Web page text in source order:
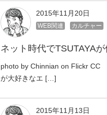
2015年11月20日
WEB関連 カルチャー
ネット時代でTSUTAYA
photo by Chinnian on Flickr CC
が大好きなエ […]
2015年11月13日